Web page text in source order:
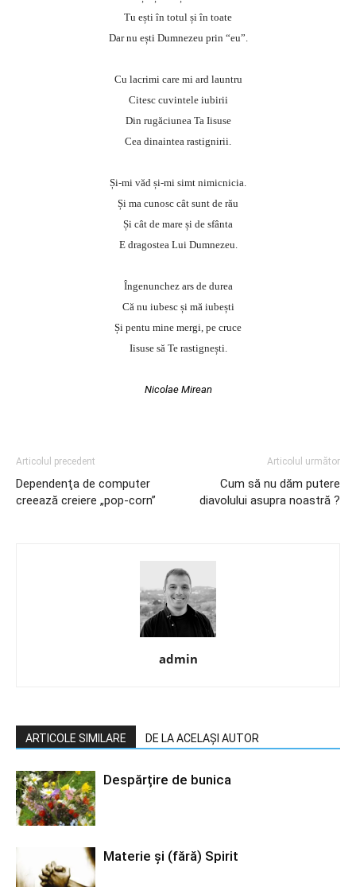
Tu ești în totul și în toate
Dar nu ești Dumnezeu prin “eu”.
Cu lacrimi care mi ard launtru
Citesc cuvintele iubirii
Din rugăciunea Ta Iisuse
Cea dinaintea rastignirii.
Și-mi văd și-mi simt nimicnicia.
Și ma cunosc cât sunt de rău
Și cât de mare și de sfânta
E dragostea Lui Dumnezeu.
Îngenunchez ars de durea
Că nu iubesc și mă iubești
Și pentu mine mergi, pe cruce
Iisuse să Te rastignești.
Nicolae Mirean
Articolul precedent
Dependenţa de computer
creează creiere „pop-corn”
Articolul următor
Cum să nu dăm putere
diavolului asupra noastră ?
admin
ARTICOLE SIMILARE DE LA ACELAȘI AUTOR
Despărțire de bunica
Materie şi (fără) Spirit